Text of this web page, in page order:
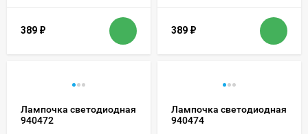
389 ₽ 389 ₽
Лампочка светодиодная
940472
Лампочка светодиодная
940474